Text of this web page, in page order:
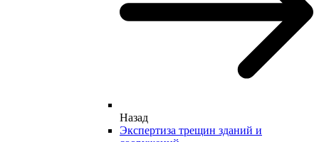
Назад
Экспертиза трещин зданий и